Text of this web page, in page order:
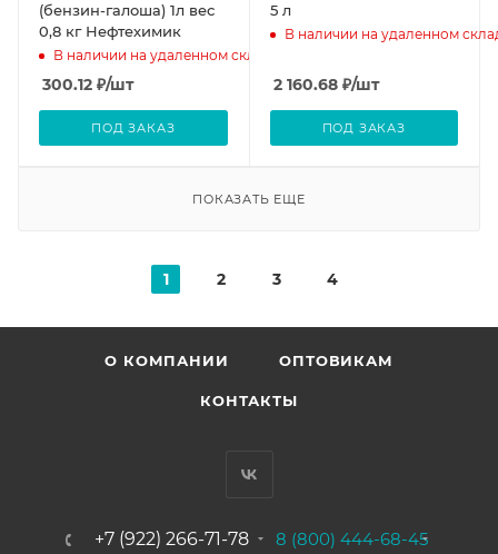
(бензин-галоша) 1л вес
0,8 кг Нефтехимик
В наличии на удаленном складе
300.12 ₽/шт
ПОД ЗАКАЗ
5 л
В наличии на удаленном
2 160.68₽/шт
ПОД ЗАКАЗ
ПОКАЗАТЬ ЕЩЕ
1 2 3 4
О КОМПАНИИ ОПТОВИКАМ
КОНТАКТЫ
+7 (922) 266-71-78 8 (800) 444-68-45